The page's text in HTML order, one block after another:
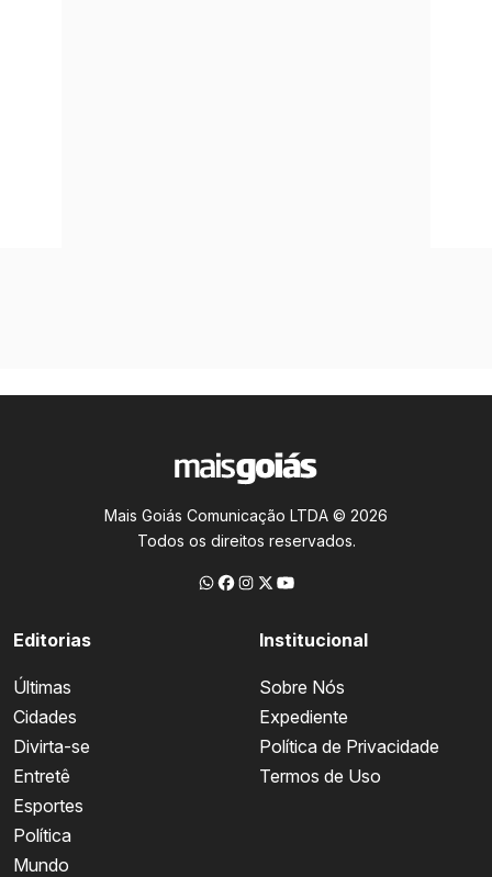
Mais Goiás Comunicação LTDA © 2026
Todos os direitos reservados.
Editorias
Últimas
Cidades
Divirta-se
Entretê
Esportes
Política
Mundo
Institucional
Sobre Nós
Expediente
Política de Privacidade
Termos de Uso